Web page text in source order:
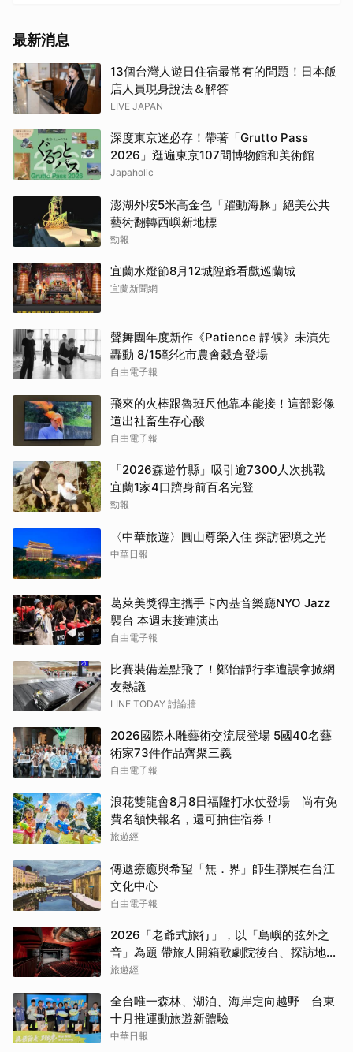
最新消息
13個台灣人遊日住宿最常有的問題！日本飯
店人員現身說法＆解答
LIVE JAPAN
深度東京迷必存！帶著「Grutto Pass
2026」逛遍東京107間博物館和美術館
Japaholic
澎湖外垵5米高金色「躍動海豚」絕美公共
藝術翻轉西嶼新地標
勁報
宜蘭水燈節8月12城隍爺看戲巡蘭城
宜蘭新聞網
聲舞團年度新作《Patience 靜候》未演先
轟動 8/15彰化市農會穀倉登場
自由電子報
飛來的火棒跟魯班尺他靠本能接！這部影像
道出社畜生存心酸
自由電子報
「2026森遊竹縣」吸引逾7300人次挑戰
宜蘭1家4口躋身前百名完登
勁報
〈中華旅遊〉圓山尊榮入住 探訪密境之光
中華日報
葛萊美獎得主攜手卡內基音樂廳NYO Jazz
襲台 本週末接連演出
自由電子報
比賽裝備差點飛了！鄭怡靜行李遭誤拿掀網
友熱議
LINE TODAY 討論牆
2026國際木雕藝術交流展登場 5國40名藝
術家73件作品齊聚三義
自由電子報
浪花雙龍會8月8日福隆打水仗登場 尚有免
費名額快報名，還可抽住宿券！
旅遊經
傳遞療癒與希望「無．界」師生聯展在台江
文化中心
自由電子報
2026「老爺式旅行」，以「島嶼的弦外之
音」為題 帶旅人開箱歌劇院後台、探訪地下
舞廳年代及體驗民歌
旅遊經
全台唯一森林、湖泊、海岸定向越野 台東
十月推運動旅遊新體驗
中華日報